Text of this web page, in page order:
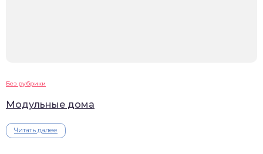
Без рубрики
Модульные дома
Читать далее